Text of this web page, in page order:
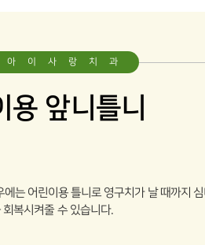
아이사랑치과
용 앞니틀니
는 어린이용 틀니로 영구치가 날 때까지
회복시켜줄 수 있습니다.